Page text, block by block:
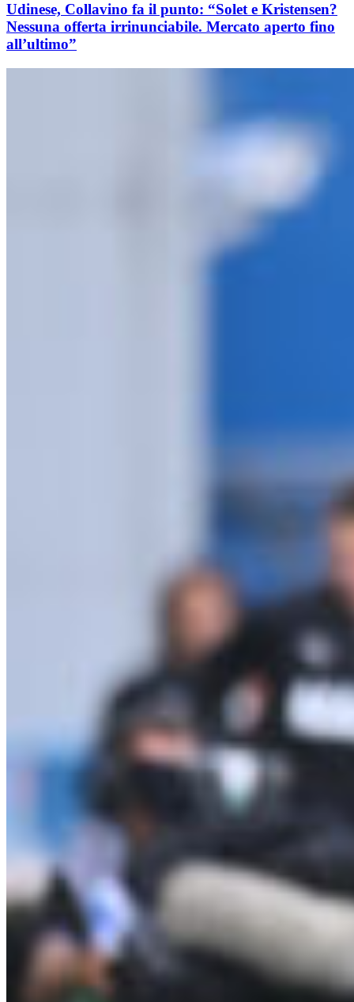
Udinese, Collavino fa il punto: “Solet e Kristensen?
Nessuna offerta irrinunciabile. Mercato aperto fino
all’ultimo”